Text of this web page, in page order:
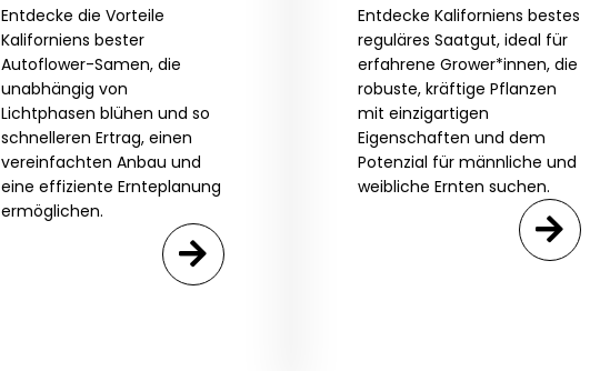
Entdecke die Vorteile
Kaliforniens bester
Autoflower-Samen, die
unabhängig von
Lichtphasen blühen und so
schnelleren Ertrag, einen
vereinfachten Anbau und
eine effiziente Ernteplanung
ermöglichen.
Entdecke Kaliforniens bestes
reguläres Saatgut, ideal für
erfahrene Grower*innen, die
robuste, kräftige Pflanzen
mit einzigartigen
Eigenschaften und dem
Potenzial für männliche und
weibliche Ernten suchen.